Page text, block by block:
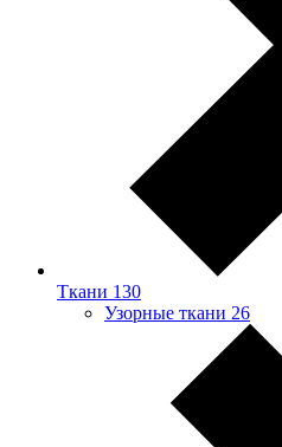
Ткани 130
Узорные ткани 26